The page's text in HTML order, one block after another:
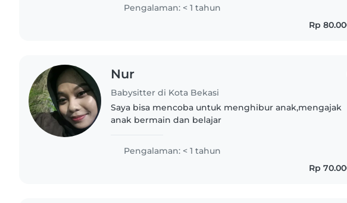
Pengalaman: < 1 tahun
Rp
Nur
Babysitter di Kota Bekasi
Saya bisa mencoba untuk menghibur anak,mengajak
anak bermain dan belajar
Pengalaman: < 1 tahun
Rp